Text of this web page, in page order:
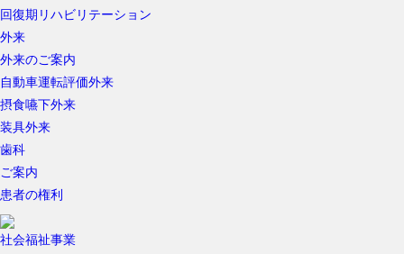
回復期リハビリテーション
外来
外来のご案内
自動車運転評価外来
摂食嚥下外来
装具外来
歯科
ご案内
患者の権利
社会福祉事業